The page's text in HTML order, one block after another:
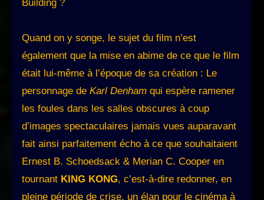
Building ?
Quand on y songe, le sujet du film n’est
également que la mise en abime de ce que le film
était lui-même à l’époque de sa création : Le
personnage de Karl Denham qui espère ramener
les foules dans les salles obscures à coup
d’images spectaculaires jamais vues auparavant
fait ainsi parfaitement écho à ce que souhaitaient
Ernest B. Schoedsack & Merian C. Cooper en
tournant KING KONG, c’est-à-dire redonner, en
pleine période de crise, un élan pour le cinéma à